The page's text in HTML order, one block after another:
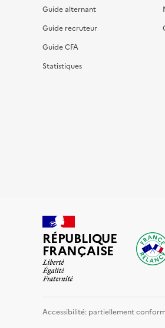
Guide alternant
Guide recruteur
Guide CFA
Statistiques
RÉPUBLIQUE
FRANÇAISE
Accessibilité: partiellement